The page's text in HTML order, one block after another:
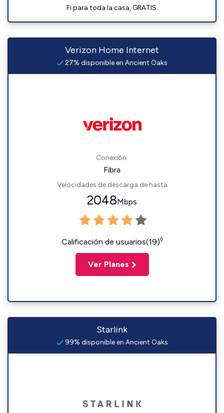
Fi para toda la casa, GRATIS.
Verizon Home Internet
27% disponible en Ancient Oaks
Conexión:
Fibra
Velocidades de descarga de hasta
2048Mbps
Calificación de usuarios(19)◊
Ver Planes
Starlink
99% disponible en Ancient Oaks